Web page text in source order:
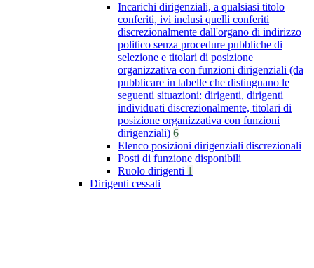
Incarichi dirigenziali, a qualsiasi titolo
conferiti, ivi inclusi quelli conferiti
discrezionalmente dall'organo di indirizzo
politico senza procedure pubbliche di
selezione e titolari di posizione
organizzativa con funzioni dirigenziali (da
pubblicare in tabelle che distinguano le
seguenti situazioni: dirigenti, dirigenti
individuati discrezionalmente, titolari di
posizione organizzativa con funzioni
dirigenziali) 6
Elenco posizioni dirigenziali discrezionali
Posti di funzione disponibili
Ruolo dirigenti 1
Dirigenti cessati